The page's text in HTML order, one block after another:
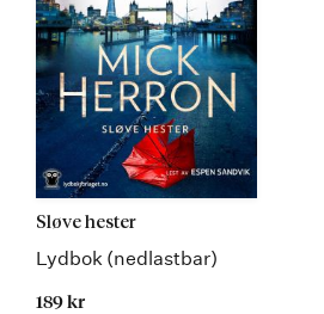
Sløve hester
Lydbok (nedlastbar)
189 kr